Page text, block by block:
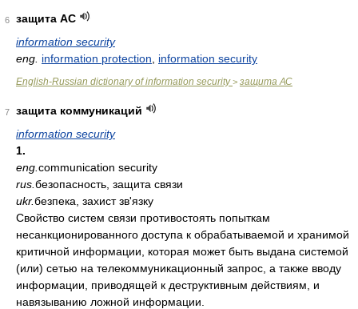
6
защита АС
information security
eng. information protection information security
English-Russian dictionary of information security> защита АС
7
защита коммуникаций
information security
1.
eng. communication security
rus. безопасность, защита связи
ukr.безпека, захист зв'язку
Свойство систем связи противостоять попыткам
несанкционированного доступа к обрабатываемой и хранимой
критичной информации, которая может быть выдана системой
(или) сетью на телекоммуникационный запрос, а также вводу
информации, приводящей к деструктивным действиям, и
навязыванию ложной информации.